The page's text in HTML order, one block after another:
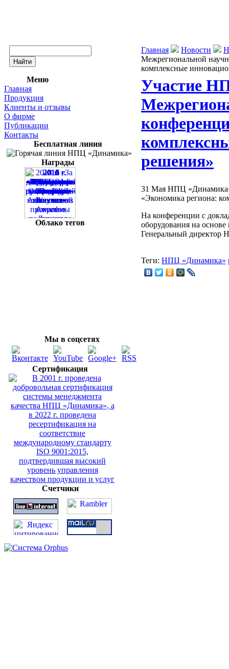
Меню
Главная
Продукция
Клиенты и отзывы
О фирме
Публикации
Контакты
Бесплатная линия
Награды
Облако тегов
Мы в соцсетях
Сертификация
Счетчики
Главная Новости
Межрегиональной
комплексные
Участие
решения»
31 Мая НПЦ «Динамика»
«Экономика региона:
На конференции с
оборудования на
Генеральный
Теги: НПЦ «Динамика»